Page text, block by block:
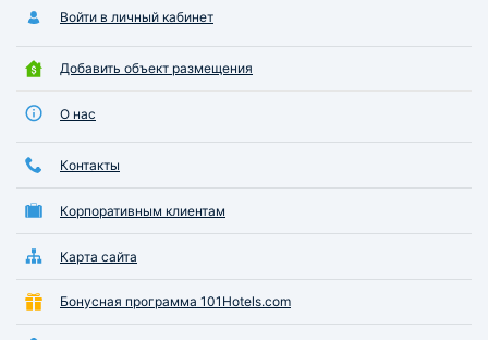
Войти в личный кабинет
Добавить объект размещения
О нас
Контакты
Корпоративным клиентам
Карта сайта
Бонусная программа 101Hotels.com